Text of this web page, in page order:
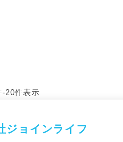
20件表示
ジョインライフ